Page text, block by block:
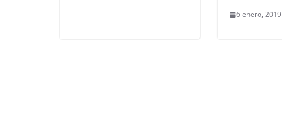
6 enero, 2019